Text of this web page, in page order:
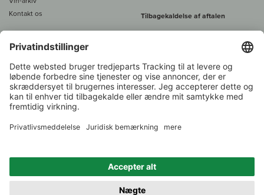
Kontakt os
Tilbagekaldelse af aftalen
Alle priser er inkl. moms, plus 39
450 DKK gratis fragt
Kundeservice:
1.000 vinavlere –
Vinhandler
i år 2022
Tilbage